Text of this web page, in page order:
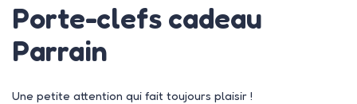
Porte-clefs cadeau
Parrain
Une petite attention qui fait toujours plaisir !